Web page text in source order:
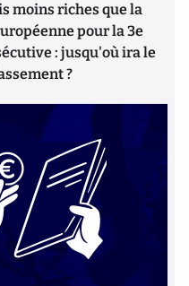
moins riches que la
pour la 3e
: jusqu'où ira le
?